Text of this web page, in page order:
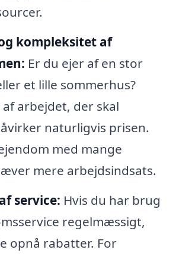
kompleksitet af
Er du ejer af en stor
et lille sommerhus?
arbejdet, der skal
naturligvis prisen.
med mange
mere arbejdsindsats.
service: Hvis du har brug
regelmæssigt,
opnå rabatter. For